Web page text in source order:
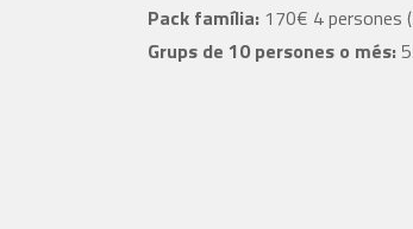
Pack família: 170€ 4 persones
Grups de 10 persones o més: